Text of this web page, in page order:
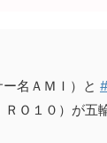
名ＡＭＩ）と
ＲＯ１０）が五